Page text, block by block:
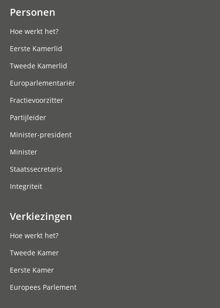
Personen
Hoe werkt het?
Eerste Kamerlid
Tweede Kamerlid
Europarlementariër
Fractievoorzitter
Partijleider
Minister-president
Minister
Staatssecretaris
Integriteit
Verkiezingen
Hoe werkt het?
Tweede Kamer
Eerste Kamer
Europees Parlement